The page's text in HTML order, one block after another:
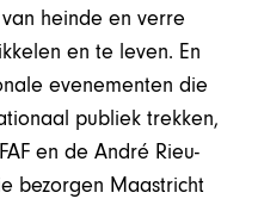
heinde en verre
en te leven. En
evenementen die
publiek trekken,
en de André Rieu-
bezorgen Maastricht